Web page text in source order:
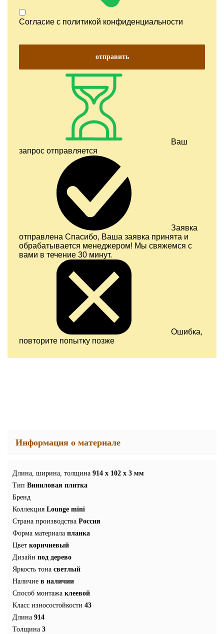
Согласие с политикой конфиденциальности
отправить
Ваш
запрос отправляется
Заявка
отправлена Спасибо, Ваша заявка принята и
обрабатывается менеджером! Мы свяжемся с
вами в течение 30 минут.
Ошибка,
повторите попытку позже
Информация о материале
Длина, ширина, толщина 914 x 102 x 3 мм
Тип Виниловая плитка
Бренд
Коллекция Lounge mini
Страна производства Россия
Форма материала планка
Цвет коричневый
Дизайн под дерево
Яркость тона светлый
Наличие в наличии
Способ монтажа клеевой
Класс износостойкости 43
Длина 914
Толщина 3